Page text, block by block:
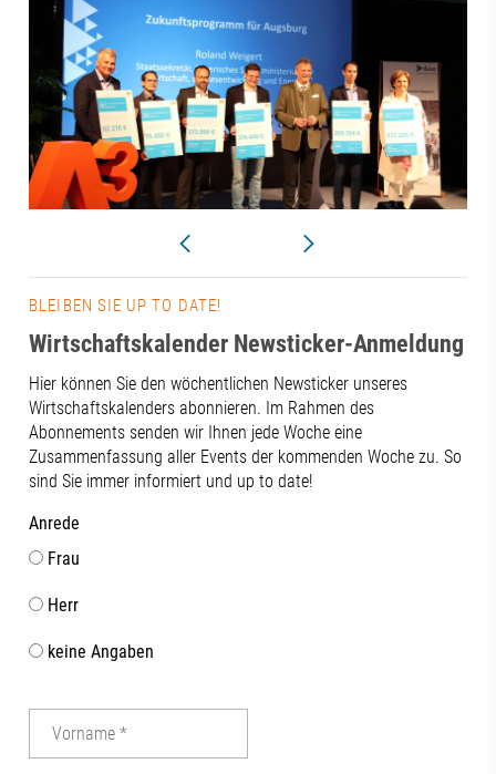
BLEIBEN SIE UP TO DATE!
Wirtschaftskalender Newsticker-Anmeldung
Hier können Sie den wöchentlichen Newsticker unseres
Wirtschaftskalenders abonnieren. Im Rahmen des
Abonnements senden wir Ihnen jede Woche eine
Zusammenfassung aller Events der kommenden Woche zu. So
sind Sie immer informiert und up to date!
Anrede
Frau
Herr
keine Angaben